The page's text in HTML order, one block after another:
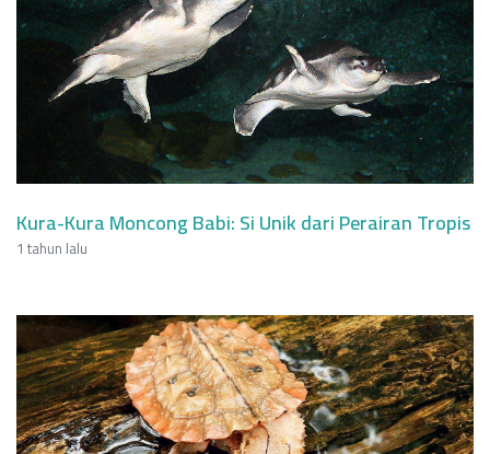
Kura-Kura Moncong Babi: Si Unik dari Perairan Tropis
1 tahun lalu